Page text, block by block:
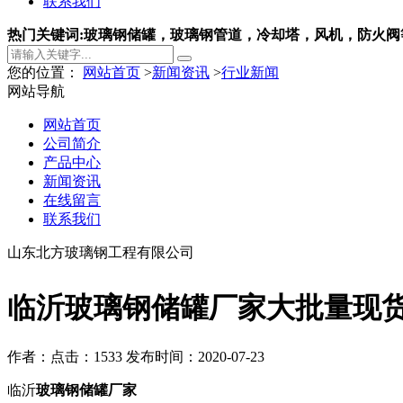
热门关键词:玻璃钢储罐，玻璃钢管道，冷却塔，风机，防火阀
您的位置： 网站首页 >新闻资讯 >行业新闻
临沂玻璃钢储罐厂家大批量现
作者： 点击：1533 发布时间：2020-07-23
临沂玻璃钢储罐厂家
网站导航
网站首页
公司简介
产品中心
新闻资讯
在线留言
联系我们
山东北方玻璃钢工程有限公司